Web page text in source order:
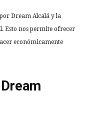
Dream Alcalá y la
Esto nos permite ofrecer
económicamente